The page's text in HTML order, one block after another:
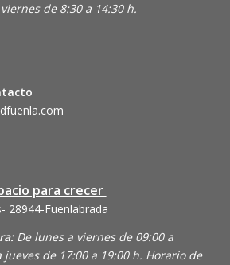
de 8:30 a 14:30 h.
para crecer
28944-Fuenlabrada
De lunes a viernes de 09:00 a
jueves de 17:00 a 19:00 h. Horario de